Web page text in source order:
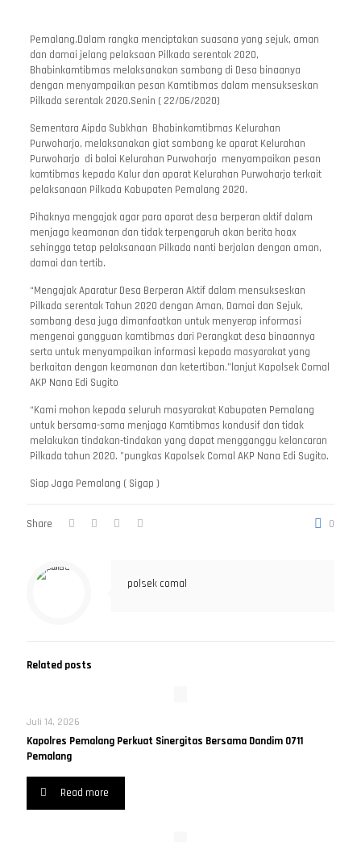
Pemalang.Dalam rangka menciptakan suasana yang sejuk, aman
dan damai jelang pelaksaan Pilkada serentak 2020,
Bhabinkamtibmas melaksanakan sambang di Desa binaanya
dengan menyampaikan pesan Kamtibmas dalam mensukseskan
Pilkada serentak 2020.Senin ( 22/06/2020)
Sementara Aipda Subkhan Bhabinkamtibmas Kelurahan
Purwoharjo, melaksanakan giat sambang ke aparat Kelurahan
Purwoharjo di balai Kelurahan Purwoharjo menyampaikan pesan
kamtibmas kepada Kalur dan aparat Kelurahan Purwoharjo terkait
pelaksanaan Pilkada Kabupaten Pemalang 2020.
Pihaknya mengajak agar para aparat desa berperan aktif dalam
menjaga keamanan dan tidak terpengaruh akan berita hoax
sehingga tetap pelaksanaan Pilkada nanti berjalan dengan aman,
damai dan tertib.
“Mengajak Aparatur Desa Berperan Aktif dalam mensukseskan
Pilkada serentak Tahun 2020 dengan Aman, Damai dan Sejuk,
sambang desa juga dimanfaatkan untuk menyerap informasi
mengenai gangguan kamtibmas dari Perangkat desa binaannya
serta untuk menyampaikan informasi kepada masyarakat yang
berkaitan dengan keamanan dan ketertiban.”lanjut Kapolsek Comal
AKP Nana Edi Sugito
“Kami mohon kepada seluruh masyarakat Kabupaten Pemalang
untuk bersama-sama menjaga Kamtibmas kondusif dan tidak
melakukan tindakan-tindakan yang dapat mengganggu kelancaran
Pilkada tahun 2020. ”pungkas Kapolsek Comal AKP Nana Edi Sugito.
Siap Jaga Pemalang ( Sigap )
Share 0
polsek comal
Related posts
Juli 14, 2026
Kapolres Pemalang Perkuat Sinergitas Bersama Dandim 0711
Pemalang
Read more